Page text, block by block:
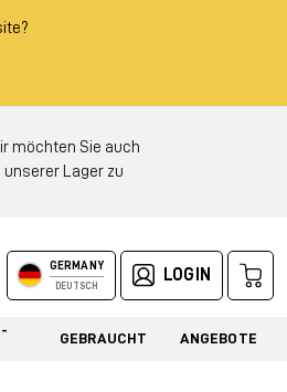
möchten Sie auch
Lager zu
GERMANY
DEUTSCH
LOGIN
GEBRAUCHT ANGEBOTE